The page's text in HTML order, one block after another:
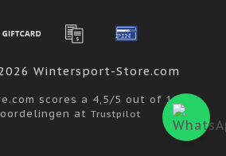
Wintersport-Store.com
scores a 4,5/5 out of 122
at Trustpilot